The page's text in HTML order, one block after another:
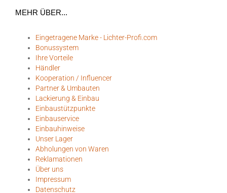
MEHR ÜBER...
Eingetragene Marke - Lichter-Profi.com
Bonussystem
Ihre Vorteile
Händler
Kooperation / Influencer
Partner & Umbauten
Lackierung & Einbau
Einbaustützpunkte
Einbauservice
Einbauhinweise
Unser Lager
Abholungen von Waren
Reklamationen
Über uns
Impressum
Datenschutz